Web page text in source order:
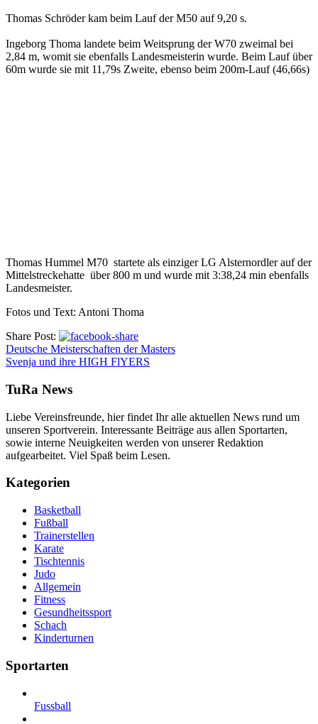
Thomas Schröder kam beim Lauf der M50 auf 9,20 s.
Ingeborg Thoma landete beim Weitsprung der W70 zweimal bei
2,84 m, womit sie ebenfalls Landesmeisterin wurde. Beim Lauf über
60m wurde sie mit 11,79s Zweite, ebenso beim 200m-Lauf (46,66s)
Thomas Hummel M70 startete als einziger LG Alsternordler auf der
Mittelstreckehatte über 800 m und wurde mit 3:38,24 min ebenfalls
Landesmeister.
Fotos und Text: Antoni Thoma
Share Post:
Deutsche Meisterschaften der Masters
Svenja und ihre HIGH FlYERS
TuRa News
Liebe Vereinsfreunde, hier findet Ihr alle aktuellen News rund um
unseren Sportverein. Interessante Beiträge aus allen Sportarten,
sowie interne Neuigkeiten werden von unserer Redaktion
aufgearbeitet. Viel Spaß beim Lesen.
Kategorien
Basketball
Fußball
Trainerstellen
Karate
Tischtennis
Judo
Allgemein
Fitness
Gesundheitssport
Schach
Kinderturnen
Sportarten
Fussball